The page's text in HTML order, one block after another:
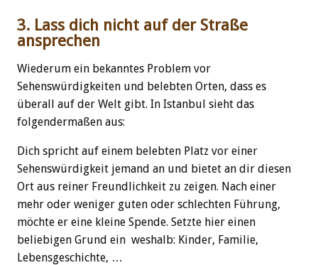
3. Lass dich nicht auf der Straße
ansprechen
Wiederum ein bekanntes Problem vor
Sehenswürdigkeiten und belebten Orten, dass es
überall auf der Welt gibt. In Istanbul sieht das
folgendermaßen aus:
Dich spricht auf einem belebten Platz vor einer
Sehenswürdigkeit jemand an und bietet an dir diesen
Ort aus reiner Freundlichkeit zu zeigen. Nach einer
mehr oder weniger guten oder schlechten Führung,
möchte er eine kleine Spende. Setzte hier einen
beliebigen Grund ein weshalb: Kinder, Familie,
Lebensgeschichte, …